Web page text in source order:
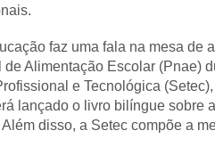
faz uma fala na mesa de
Alimentação Escolar (Pnae)
e Tecnológica
lançado o livro bilíngue sobre
Além disso, a Setec compõe a